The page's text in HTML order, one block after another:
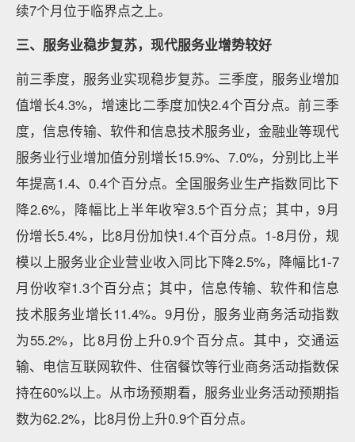
续7个月位于临界点之上。
三、服务业稳步复苏，现代服务业增势较好
前三季度，服务业实现稳步复苏。三季度，服务业增加
值增长4.3%，增速比二季度加快2.4个百分点。前三季
度，信息传输、软件和信息技术服务业，金融业等现代
服务业行业增加值分别增长15.9%、7.0%，分别比上半
年提高1.4、0.4个百分点。全国服务业生产指数同比下
降2.6%，降幅比上半年收窄3.5个百分点；其中，9月
份增长5.4%，比8月份加快1.4个百分点。1-8月份，规
模以上服务业企业营业收入同比下降2.5%，降幅比1-7
月份收窄1.3个百分点；其中，信息传输、软件和信息
技术服务业增长11.4%。9月份，服务业商务活动指数
为55.2%，比8月份上升0.9个百分点。其中，交通运
输、电信互联网软件、住宿餐饮等行业商务活动指数保
持在60%以上。从市场预期看，服务业业务活动预期指
数为62.2%，比8月份上升0.9个百分点。